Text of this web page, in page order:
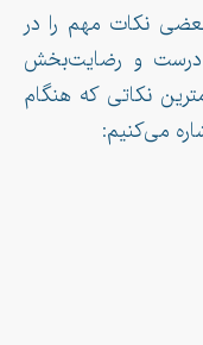
نکات مهم را در
درست و رضایت‌بخش
نکاتی که هنگام
می‌کنیم: